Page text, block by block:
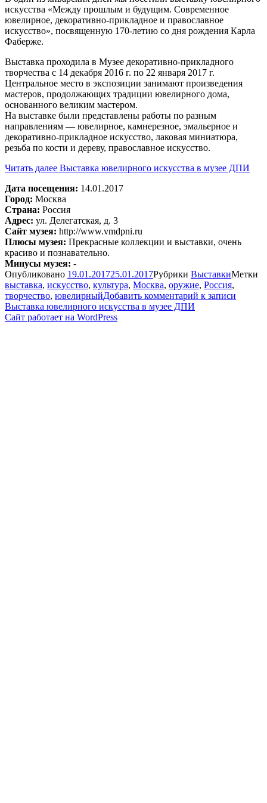
искусства «Между прошлым и будущим. Современное
ювелирное, декоративно-прикладное и православное
искусство», посвященную 170-летию со дня рождения Карла
Фаберже.
Выставка проходила в Музее декоративно-прикладного
творчества с 14 декабря 2016 г. по 22 января 2017 г.
Центральное место в экспозиции занимают произведения
мастеров, продолжающих традиции ювелирного дома,
основанного великим мастером.
На выставке были представлены работы по разным
направлениям — ювелирное, камнерезное, эмальерное и
декоративно-прикладное искусство, лаковая миниатюра,
резьба по кости и дереву, православное искусство.
Читать далее Выставка ювелирного искусства в музее ДПИ
Дата посещения: 14.01.2017
Город: Москва
Страна: Россия
Адрес: ул. Делегатская, д. 3
Сайт музея: http://www.vmdpni.ru
Плюсы музея: Прекрасные коллекции и выставки, очень
красиво и познавательно.
Минусы музея: -
Опубликовано 19.01.201725.01.2017Рубрики ВыставкиМетки
выставка, искусство, культура, Москва, оружие, Россия,
творчество, ювелирныйДобавить комментарий к записи
Выставка ювелирного искусства в музее ДПИ
Сайт работает на WordPress